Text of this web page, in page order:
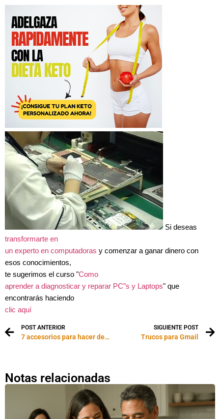
Si deseas
transformarte en
un experto en computadoras y comenzar a ganar dinero con
esos conocimientos,
te sugerimos el curso "Como
aprender a diagnosticar y reparar PC”s y Laptops" que
encontrarás haciendo
clic aquí
POST ANTERIOR
7 accesorios para hacer de tu Smartphone, tu vida
SIGUIENTE POST
Trucos para Gmail
Notas relacionadas